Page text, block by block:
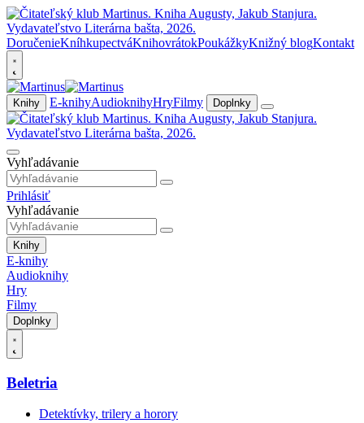
DoručenieKníhkupectváKnihovrátokPoukážkyKnižný blogKontakt
Knihy E-knihyAudioknihyHryFilmy Doplnky
Vyhľadávanie
Prihlásiť
Vyhľadávanie
Knihy
E-knihy
Audioknihy
Hry
Filmy
Doplnky
Beletria
Detektívky, trilery a horory